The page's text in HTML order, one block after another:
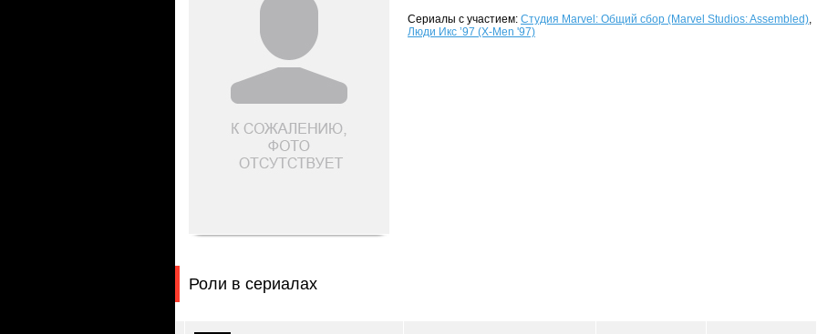
Сериалы с участием: Студия Marvel: Общий сбор (Marvel Studios: Assembled),
Люди Икс ’97 (X-Men '97)
Роли в сериалах